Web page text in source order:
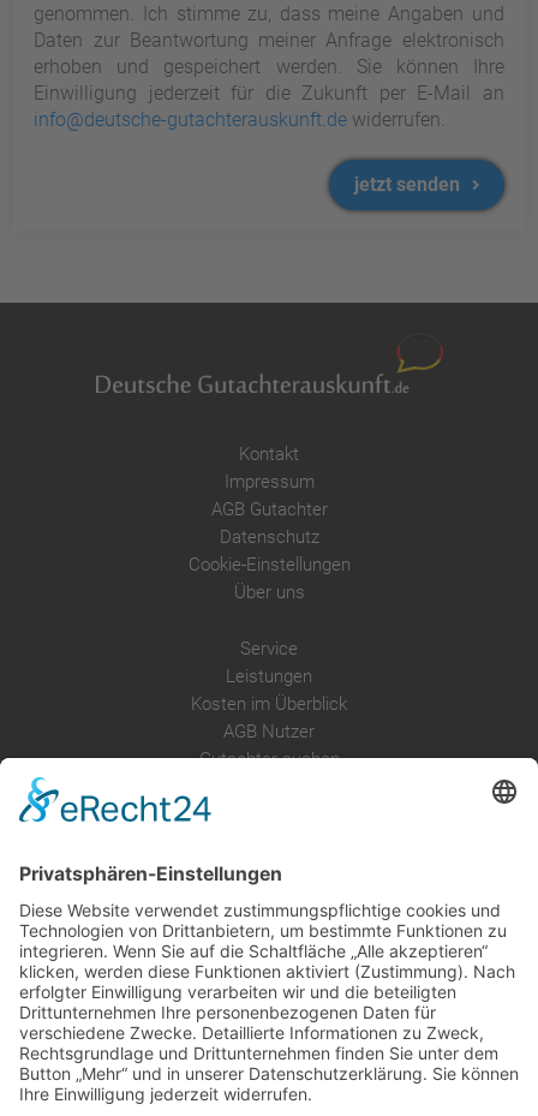
genommen. Ich stimme zu, dass meine Angaben und
Daten zur Beantwortung meiner Anfrage elektronisch
erhoben und gespeichert werden. Sie können Ihre
Einwilligung jederzeit für die Zukunft per E-Mail an
info@deutsche-gutachterauskunft.de widerrufen.
jetzt senden
Kontakt
Impressum
AGB Gutachter
Datenschutz
Cookie-Einstellungen
Über uns
Service
Leistungen
Kosten im Überblick
AGB Nutzer
Gutachter suchen
Anfrage
Presse
Partner: Der DGuSV
als Gutachter eintragen
Infos für Suchende